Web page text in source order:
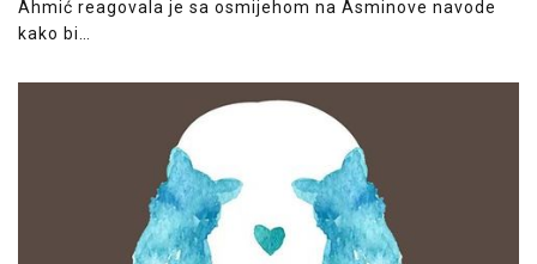
Ahmić reagovala je sa osmijehom na Asminove navode
kako bi…